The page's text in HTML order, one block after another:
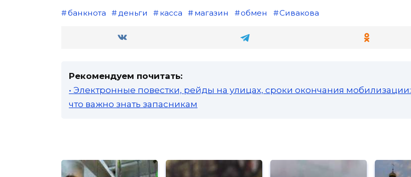
банкнота деньги касса магазин обмен Сивакова
Рекомендуем почитать:
• Электронные повестки, рейды на улицах, сроки окончания мобилизации:
что важно знать запасникам